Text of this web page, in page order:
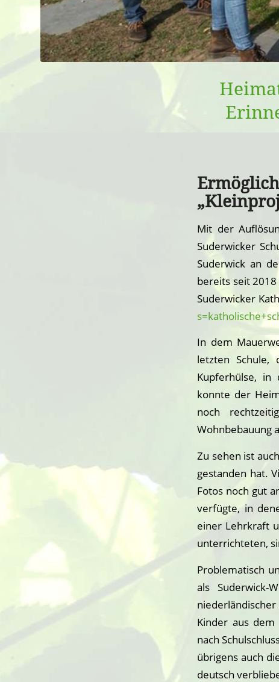
Mit der
Suderwicker
Suderwick an
bereits seit
Suderwicker
In dem
letzten Schule,
Kupferhülse, in
konnte der
noch
Wohnbebauung
Zu sehen ist
gestanden hat.
Fotos noch gut
verfügte, in
einer Lehrkraft
unterrichteten,
Problematisch
als
Kinder aus dem
nach
übrigens auch
deutsch